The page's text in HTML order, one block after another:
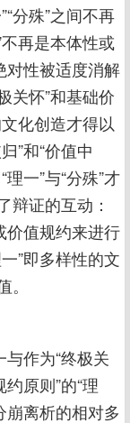
分殊”之间不再
再是本体性或
对性被适度消解
关怀”和基础价
化创造才得以
”和“价值中
一”与“分殊”才
辩证的互动：
价值规约来进行
”即多样性的文
作为“终极关
原则”的“理
崩离析的相对多